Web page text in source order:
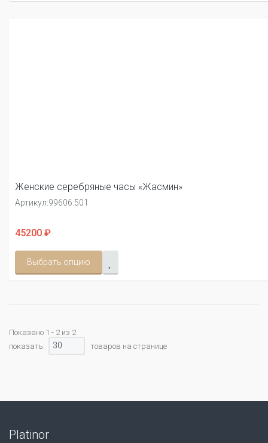
Женские серебряные часы «Жасмин»
Артикул:99606.501
45200 ₽
Выбрать опцию
Показано 1 - 2 из 2
показать:
30 товаров на странице
Platinor